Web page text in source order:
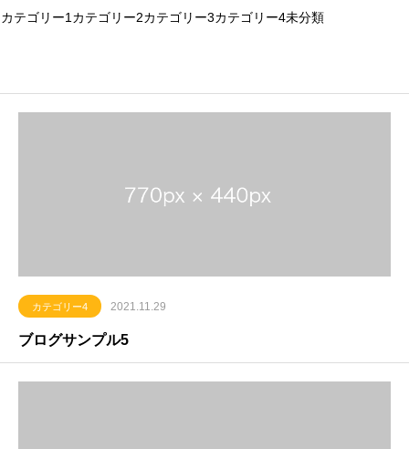
カテゴリー1 カテゴリー2カテゴリー3カテゴリー4未分類
カテゴリー4 2021.11.29
ブログサンプル5